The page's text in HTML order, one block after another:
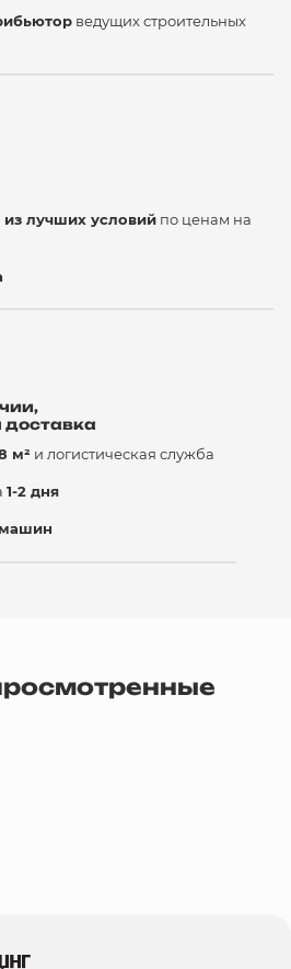
ведущих строительных
из лучших условий по ценам на
доставка
м² и логистическая служба
1-2 дня